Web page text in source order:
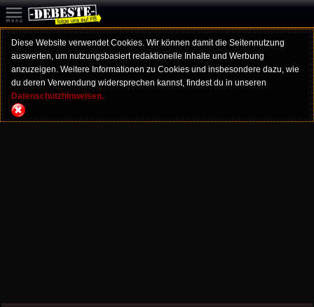
Diese Website verwendet Cookies. Wir können damit die Seitennutzung
auswerten, um nutzungsbasiert redaktionelle Inhalte und Werbung
anzuzeigen. Weitere Informationen zu Cookies und insbesondere dazu, wie
du deren Verwendung widersprechen kannst, findest du in unseren
Datenschutzhinweisen.